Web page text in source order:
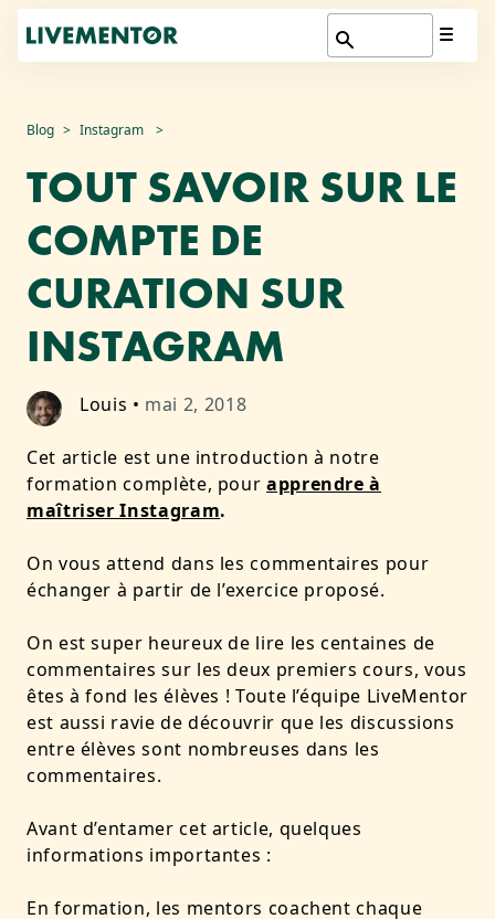
Aller
contenu
Blog Instagram
TOUT SAVOIR SUR LE
COMPTE DE
CURATION SUR
INSTAGRAM
Louis • mai 2, 2018
Cet article est une introduction à notre
formation complète, pour apprendre à
maîtriser Instagram.
On vous attend dans les commentaires pour
échanger à partir de l’exercice proposé.
On est super heureux de lire les centaines de
commentaires sur les deux premiers cours, vous
êtes à fond les élèves ! Toute l’équipe LiveMentor
est aussi ravie de découvrir que les discussions
entre élèves sont nombreuses dans les
commentaires.
Avant d’entamer cet article, quelques
informations importantes :
En formation, les mentors coachent chaque